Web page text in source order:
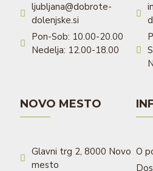
ljubljana@dobrote-
dolenjske.si
Pon-Sob: 10.00-20.00
Nedelja: 12.00-18.00
NOVO MESTO
Glavni trg 2, 8000 Novo
mesto
O